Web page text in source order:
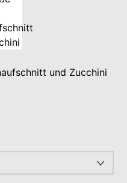
und Zucchini